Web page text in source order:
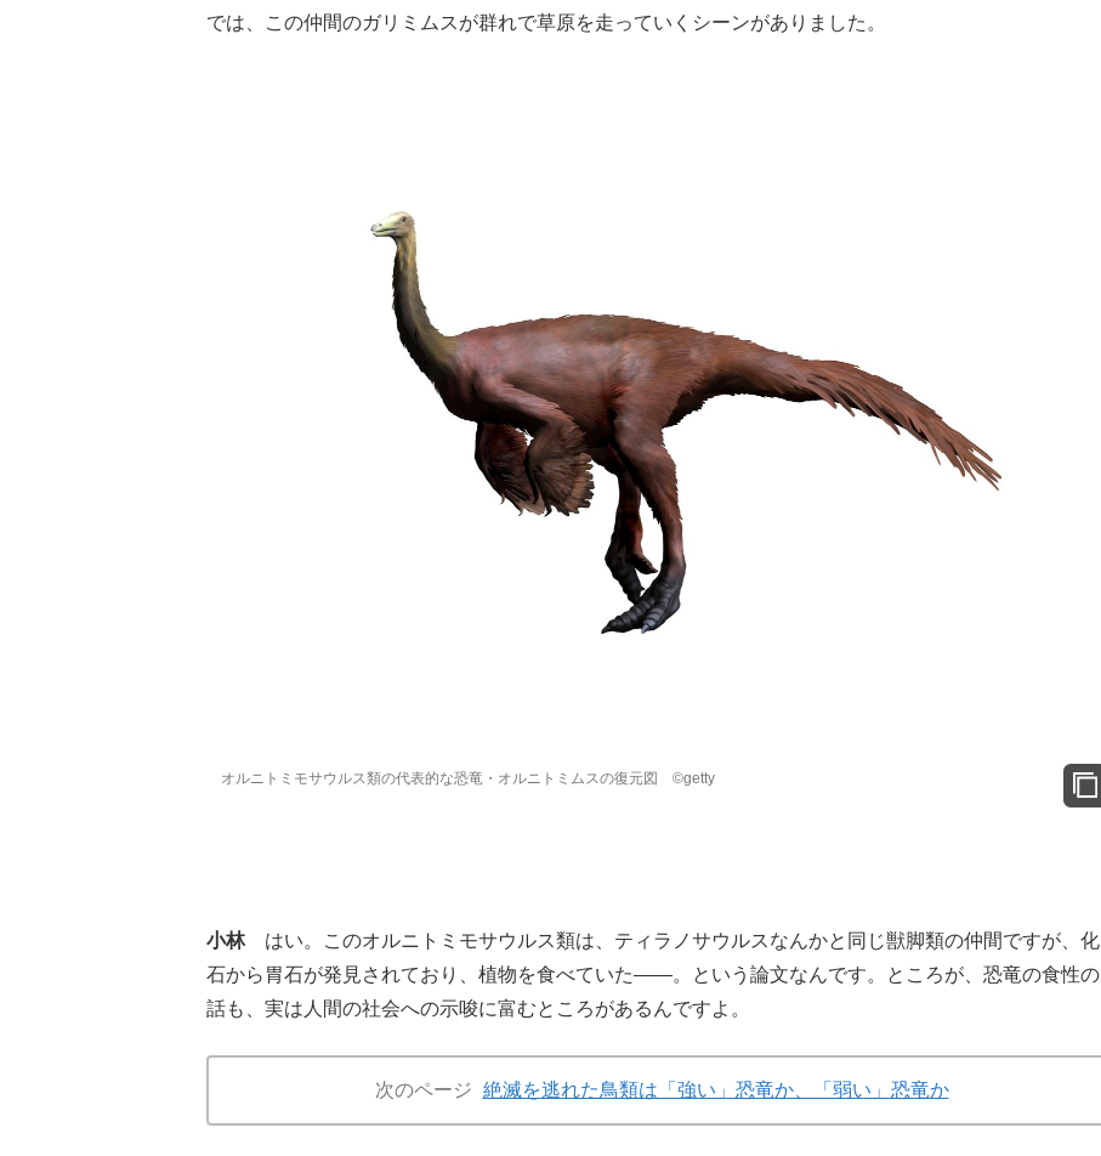
では、この仲間のガリミムスが群れで草原を走っていくシーンがありました。
オルニトミモサウルス類の代表的な恐竜・オルニトミムスの復元図 ©getty
小林はい。このオルニトミモサウルス類は、ティラノサウルスなんかと同じ獣脚類の仲間ですが、化
石から胃石が発見されており、植物を食べていた――。という論文なんです。ところが、恐竜の食性の
話も、実は人間の社会への示唆に富むところがあるんですよ。
次のページ 絶滅を逃れた鳥類は「強い」恐竜か、「弱い」恐竜か